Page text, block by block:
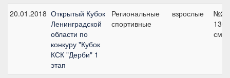
20.01.2018 Открытый Кубок
Ленинградской
области по
конкуру "Кубок
КСК "Дерби" 1
этап
Региональные
спортивные
взрослые
№2,
130
см